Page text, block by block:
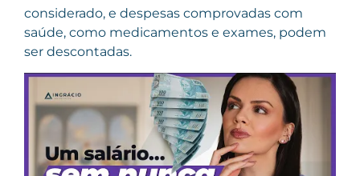
considerado, e despesas comprovadas com
saúde, como medicamentos e exames, podem
ser descontadas.